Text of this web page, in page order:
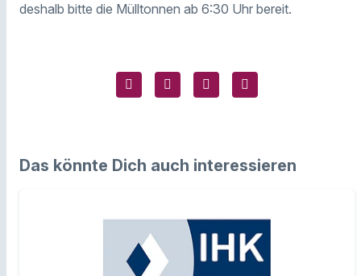
deshalb bitte die Mülltonnen ab 6:30 Uhr bereit.
Das könnte Dich auch interessieren